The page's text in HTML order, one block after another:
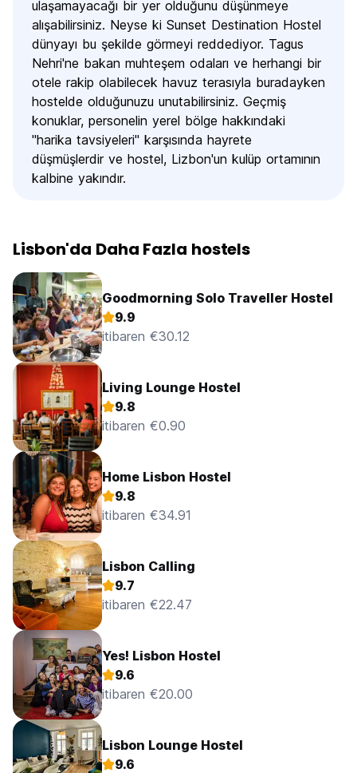
ulaşamayacağı bir yer olduğunu düşünmeye
alışabilirsiniz. Neyse ki Sunset Destination Hostel
dünyayı bu şekilde görmeyi reddediyor. Tagus
Nehri'ne bakan muhteşem odaları ve herhangi bir
otele rakip olabilecek havuz terasıyla buradayken
hostelde olduğunuzu unutabilirsiniz. Geçmiş
konuklar, personelin yerel bölge hakkındaki
"harika tavsiyeleri" karşısında hayrete
düşmüşlerdir ve hostel, Lizbon'un kulüp ortamının
kalbine yakındır.
Lisbon'da Daha Fazla hostels
Goodmorning Solo Traveller Hostel
9.9
itibaren €30.12
Living Lounge Hostel
9.8
itibaren €0.90
Home Lisbon Hostel
9.8
itibaren €34.91
Lisbon Calling
9.7
itibaren €22.47
Yes! Lisbon Hostel
9.6
itibaren €20.00
Lisbon Lounge Hostel
9.6